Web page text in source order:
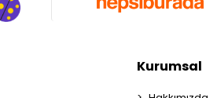
Kurumsal